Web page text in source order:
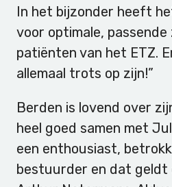
In het bijzonder heeft
voor optimale,
patiënten van het ETZ.
allemaal trots op zijn!”
Berden is lovend over
heel goed samen met
een enthousiast,
bestuurder en dat geldt